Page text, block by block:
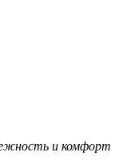
и комфорт